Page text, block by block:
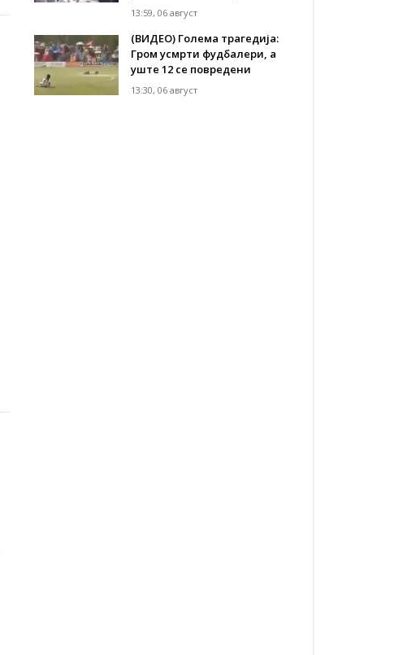
13:59, 06 август
(ВИДЕО) Голема трагедија:
Гром усмрти фудбалери, а
уште 12 се повредени
13:30, 06 август